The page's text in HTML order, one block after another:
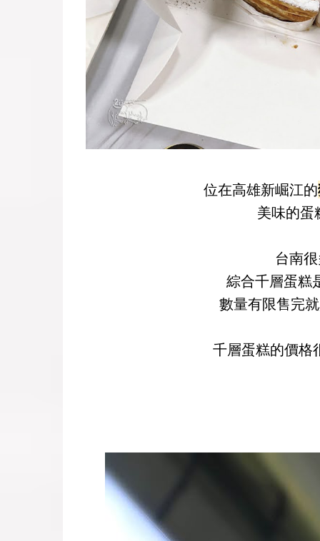
位在高雄新崛江的
美味的蛋
台南
綜合千層蛋糕
數量有限售完
千層蛋糕的價格